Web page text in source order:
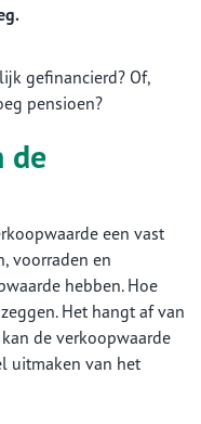
gefinancierd? Of,
pensioen?
de
een vast
voorraden en
hebben. Hoe
Het hangt af van
de verkoopwaarde
uitmaken van het